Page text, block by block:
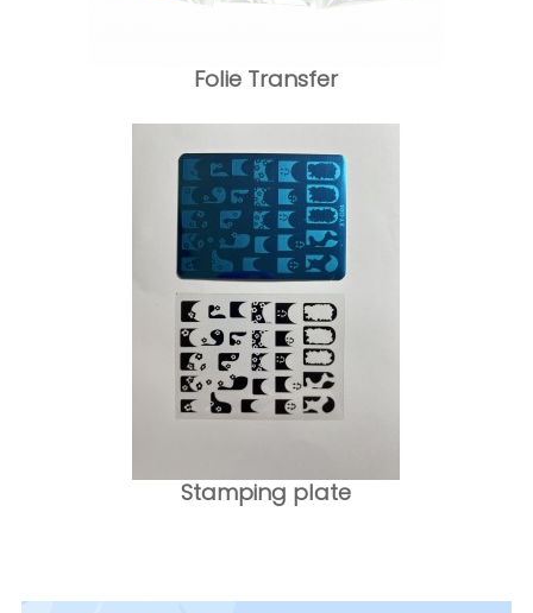
Folie Transfer
Stamping plate